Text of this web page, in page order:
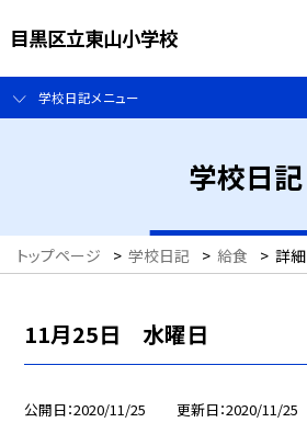
目黒区立東山小学校
学校日記メニュー
学校日記
トップページ > 学校日記 > 給食 > 詳細
11月25日 水曜日
公開日 2020/11/25 更新日 2020/11/25